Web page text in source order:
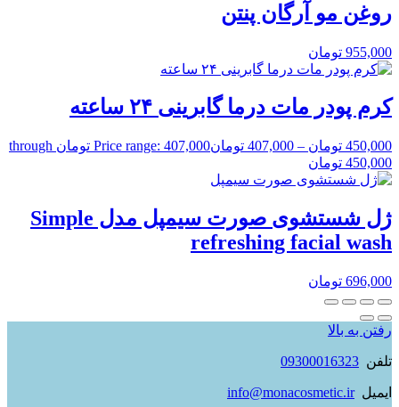
روغن مو آرگان پنتن
955,000 تومان
کرم پودر مات درما گابرینی ۲۴ ساعته
450,000 تومان –
407,000 تومان
Price range: 407,000 تومان through
450,000 تومان
ژل شستشوی صورت سیمپل مدل Simple
refreshing facial wash
696,000 تومان
رفتن به بالا
تلفن 09300016323
ایمیلinfo@monacosmetic.ir